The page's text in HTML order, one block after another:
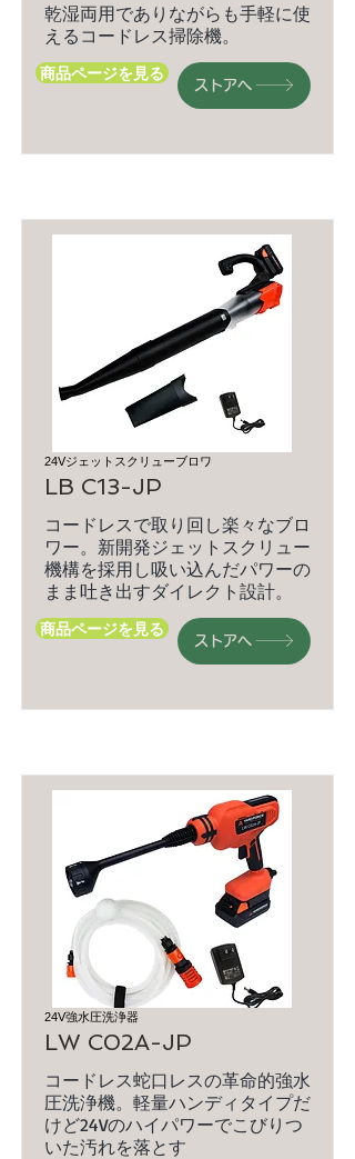
乾湿両用でありながらも手軽に使
えるコードレス掃除機。
商品ページを見る
ストアへ
24Vジェットスクリューブロワ
LB C13-JP
コードレスで取り回し楽々なブロ
ワー。新開発ジェットスクリュー
機構を採用し吸い込んだパワーの
まま吐き出すダイレクト設計。
商品ページを見る
ストアへ
24V強水圧洗浄器
LW C02A-JP
コードレス蛇口レスの革命的強水
圧洗浄機。軽量ハンディタイプだ
けど24Vのハイパワーでこびりつ
いた汚れを落とす